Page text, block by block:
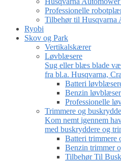
Professionelle
Tilbehør til Husqvarna
Ryobi
Skov og Park
Vertikalskærer
Løvblæsere
Sug eller blæs blade
fra bl.a. Husqvarna,
Batteri
Benzin
Professionelle
Trimmere og
Kom nemt igennem
med buskryddere og
Batteri trimmere
Benzin trimmer
Tilbehør Til